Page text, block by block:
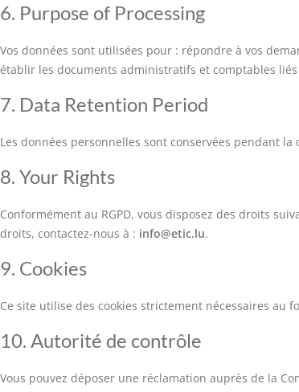
6. Purpose of Processing
Vos données sont utilisées pour : répondre à vos
établir les documents administratifs et comptables
7. Data Retention Period
Les données personnelles sont conservées pendant
8. Your Rights
Conformément au RGPD, vous disposez des droits
droits, contactez-nous à : info@etic.lu.
9. Cookies
Ce site utilise des cookies strictement nécessaires au
10. Autorité de contrôle
Vous pouvez déposer une réclamation auprès de la